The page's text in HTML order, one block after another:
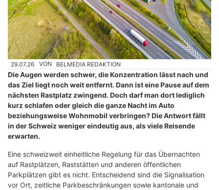
29.07.26 VON BELMEDIA REDAKTION
Die Augen werden schwer, die Konzentration lässt nach und
das Ziel liegt noch weit entfernt. Dann ist eine Pause auf dem
nächsten Rastplatz zwingend. Doch darf man dort lediglich
kurz schlafen oder gleich die ganze Nacht im Auto
beziehungsweise Wohnmobil verbringen? Die Antwort fällt
in der Schweiz weniger eindeutig aus, als viele Reisende
erwarten.
Eine schweizweit einheitliche Regelung für das Übernachten
auf Rastplätzen, Raststätten und anderen öffentlichen
Parkplätzen gibt es nicht. Entscheidend sind die Signalisation
vor Ort, zeitliche Parkbeschränkungen sowie kantonale und